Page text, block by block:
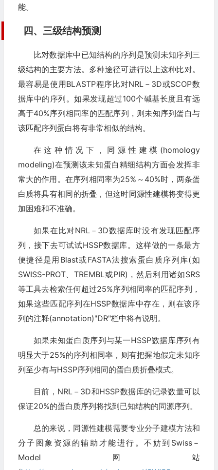
能。
四、三级结构预测
比对数据库中已知结构的序列是预测未知序列三
级结构的主要方法。多种途径可进行以上这种比对。
最容易是使用BLASTP程序比对NRL－3D或SCOP数
据库中的序列。如果发现超过100个碱基长度且有远
高于40%序列相同率的匹配序列，则未知序列蛋白与
该匹配序列蛋白将有非常相似的结构。
在这种情况下，同源性建模(homology
modeling)在预测该未知蛋白精细结构方面会发挥非
常大的作用。在序列相同率为25%～40%时，两条蛋
白质将具有相同的折叠，但这时同源性建模将变得更
加困难和不准确。
如果在比对NRL－3D数据库时没有发现匹配序
列，接下去可试试HSSP数据库。这样做的一条最方
便捷径是用Blast或FASTA法搜索蛋白质序列库(如
SWISS-PROT、TREMBL或PIR)，然后利用诸如SRS
等工具去检索任何超过25%序列相同率的匹配序列，
如果这些匹配序列在HSSP数据库中存在，则在该序
列的注释(annotation)"DR"栏中将有说明。
如果未知蛋白质序列与某一HSSP数据库序列有
明显大于25%的序列相同率，则有把握地假定未知序
列至少有与HSSP序列相同的蛋白质折叠模式。
目前，NRL－3D和HSSP数据库的记录数量可以
保证20%的蛋白质序列将找到已知结构的同源序列。
总的来说，同源性建模需要专业分子建模方法和
分子图象资源的辅助才能进行。不妨到Swiss－
Model网站